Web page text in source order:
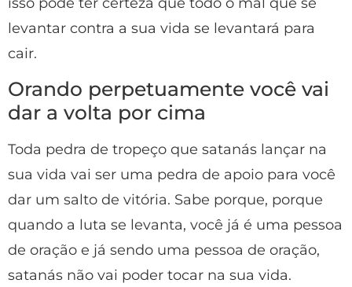
levantar contra a sua vida se levantará para
cair.
Orando perpetuamente você vai
dar a volta por cima
Toda pedra de tropeço que satanás lançar na
sua vida vai ser uma pedra de apoio para você
dar um salto de vitória. Sabe porque, porque
quando a luta se levanta, você já é uma pessoa
de oração e já sendo uma pessoa de oração,
satanás não vai poder tocar na sua vida.